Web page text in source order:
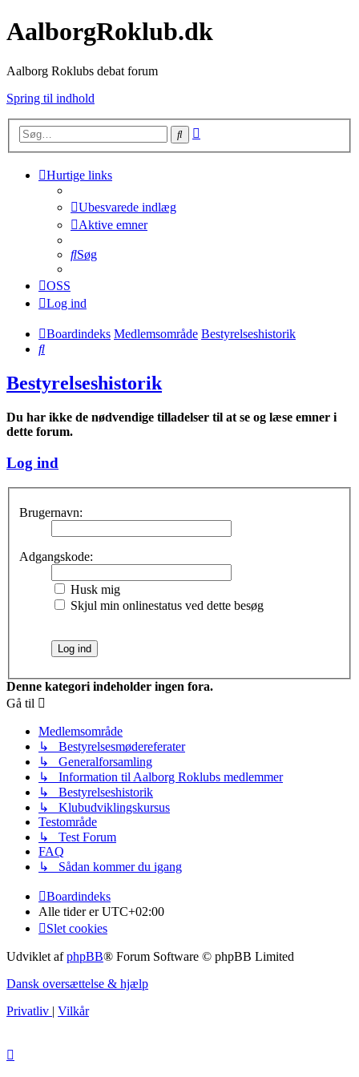
AalborgRoklub.dk
Aalborg Roklubs debat forum
Spring til indhold
Søg
Hurtige links
Ubesvarede indlæg
Aktive emner
Søg
OSS
Log ind
Boardindeks Medlemsområde Bestyrelseshistorik
Søg
Bestyrelseshistorik
Du har ikke de nødvendige tilladelser til at se og læse emner i
dette forum.
Log ind
Brugernavn:
Adgangskode:
Husk mig
Skjul min onlinestatus ved dette besøg
Denne kategori indeholder ingen fora.
Gå til
Medlemsområde
↳ Bestyrelsesmødereferater
↳ Generalforsamling
↳ Information til Aalborg Roklubs medlemmer
↳ Bestyrelseshistorik
↳ Klubudviklingskursus
Testområde
↳ Test Forum
FAQ
↳ Sådan kommer du igang
Boardindeks
Alle tider erUTC+02:00
Slet cookies
Udviklet afphpBB® Forum Software © phpBB Limited
Dansk oversættelse & hjælp
Privatliv | Vilkår